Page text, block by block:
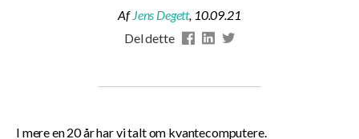
Af Jens Degett, 10.09.21
Del dette
I mere en 20 år har vi talt om kvantecomputere.